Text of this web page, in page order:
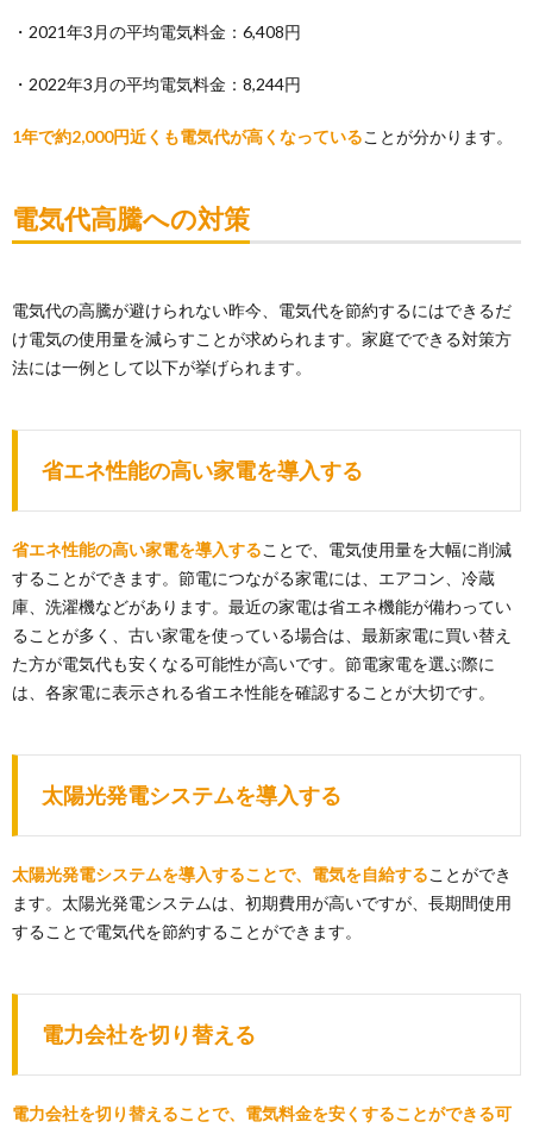
・2021年3月の平均電気料金：6,408円
・2022年3月の平均電気料金：8,244円
1年で約2,000円近くも電気代が高くなっていることが分かります。
電気代高騰への対策
電気代の高騰が避けられない昨今、電気代を節約するにはできるだ
け電気の使用量を減らすことが求められます。家庭でできる対策方
法には一例として以下が挙げられます。
省エネ性能の高い家電を導入する
省エネ性能の高い家電を導入することで、電気使用量を大幅に削減
することができます。節電につながる家電には、エアコン、冷蔵
庫、洗濯機などがあります。最近の家電は省エネ機能が備わってい
ることが多く、古い家電を使っている場合は、最新家電に買い替え
た方が電気代も安くなる可能性が高いです。節電家電を選ぶ際に
は、各家電に表示される省エネ性能を確認することが大切です。
太陽光発電システムを導入する
太陽光発電システムを導入することで、電気を自給することができ
ます。太陽光発電システムは、初期費用が高いですが、長期間使用
することで電気代を節約することができます。
電力会社を切り替える
電力会社を切り替えることで、電気料金を安くすることができる可